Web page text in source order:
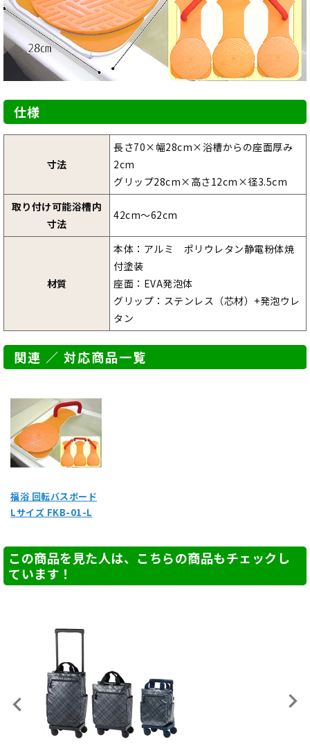
仕様
寸法
長さ70×幅28cm×浴槽からの座面厚み
2cm
グリップ28cm×高さ12cm×径3.5cm
取り付け可能浴槽内
寸法
42cm～62cm
材質
本体：アルミ ポリウレタン静電粉体焼
付塗装
座面：EVA発泡体
グリップ：ステンレス（芯材）+発泡ウレ
タン
関連 ／ 対応商品一覧
福浴 回転バスボード
Lサイズ FKB-01-L
この商品を見た人は、こちらの商品もチェックし
ています！